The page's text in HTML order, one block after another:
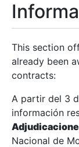
Show/Hide
Show/Hide
This section
already been
contracts:
A partir del 3
información
Nacional de